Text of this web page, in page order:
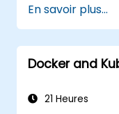
les charges de
du cluster, le
surveillance et
d'OpenShift.
plateformes de
En savoir plus...
Docker and
21 Heures